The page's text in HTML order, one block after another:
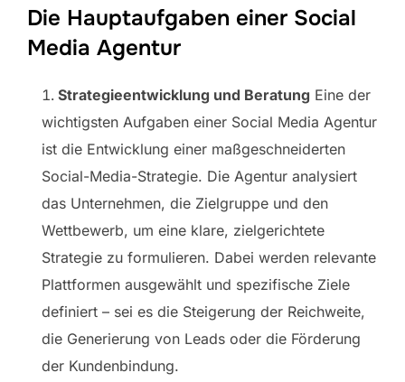
Die Hauptaufgaben einer Social
Media Agentur
Strategieentwicklung und Beratung Eine der
wichtigsten Aufgaben einer Social Media Agentur
ist die Entwicklung einer maßgeschneiderten
Social-Media-Strategie. Die Agentur analysiert
das Unternehmen, die Zielgruppe und den
Wettbewerb, um eine klare, zielgerichtete
Strategie zu formulieren. Dabei werden relevante
Plattformen ausgewählt und spezifische Ziele
definiert – sei es die Steigerung der Reichweite,
die Generierung von Leads oder die Förderung
der Kundenbindung.